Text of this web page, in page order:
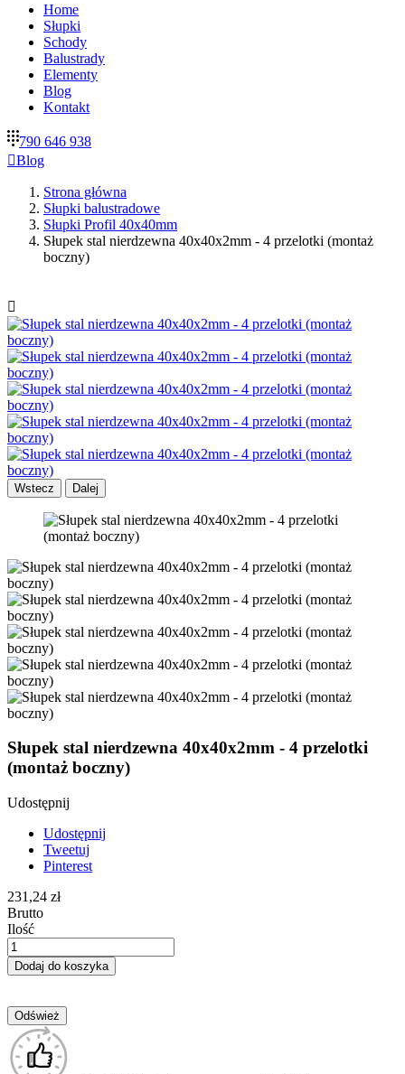
Home
Słupki
Schody
Balustrady
Elementy
Blog
Kontakt
790 646 938
Blog
Strona główna
Słupki balustradowe
Słupki Profil 40x40mm
Słupek stal nierdzewna 40x40x2mm - 4 przelotki (montaż
boczny)

Wstecz Dalej
Słupek stal nierdzewna 40x40x2mm - 4 przelotki
(montaż boczny)
Udostępnij
Udostępnij
Tweetuj
Pinterest
231,24 zł
Brutto
Ilość
Dodaj do koszyka